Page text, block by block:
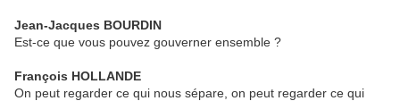
Jean-Jacques BOURDIN
Est-ce que vous pouvez gouverner ensemble ?
François HOLLANDE
On peut regarder ce qui nous sépare, on peut regarder ce qui